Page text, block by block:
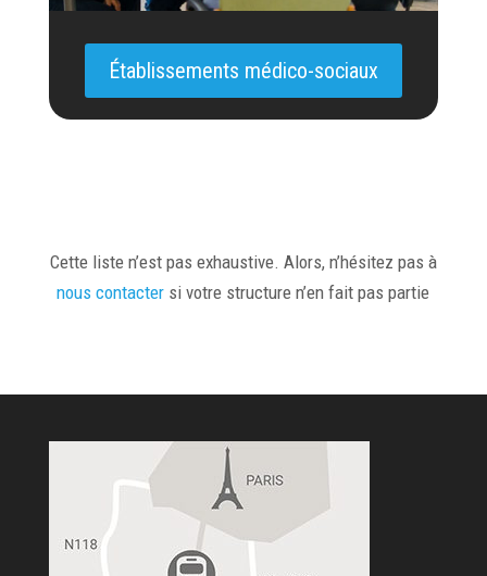
Établissements médico-sociaux
Cette liste n’est pas exhaustive. Alors, n’hésitez pas à
nous contacter si votre structure n’en fait pas partie